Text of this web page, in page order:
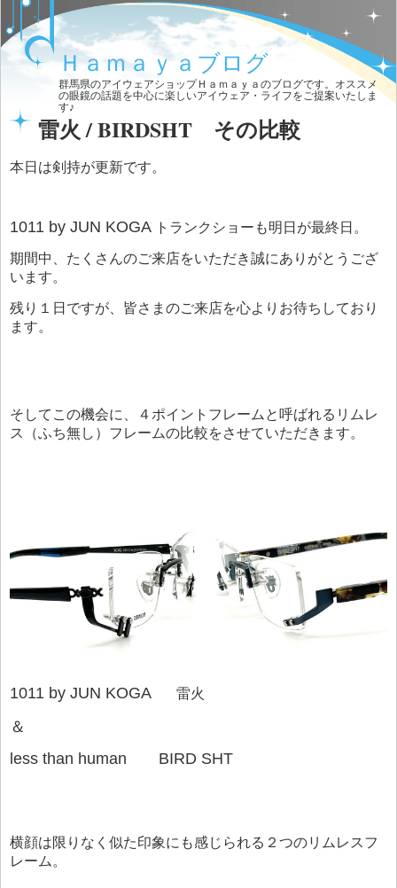
Ｈａｍａｙａブログ
群馬県のアイウェアショップＨａｍａｙａのブログです。オススメ
の眼鏡の話題を中心に楽しいアイウェア・ライフをご提案いたしま
す♪
雷火 / BIRDSHT その比較
本日は剣持が更新です。
1011 by JUN KOGA トランクショーも明日が最終日。
期間中、たくさんのご来店をいただき誠にありがとうござ
います。
残り１日ですが、皆さまのご来店を心よりお待ちしており
ます。
そしてこの機会に、４ポイントフレームと呼ばれるリムレ
ス（ふち無し）フレームの比較をさせていただきます。
1011 by JUN KOGA 雷火
＆
less than human BIRD SHT
横顔は限りなく似た印象にも感じられる２つのリムレスフ
レーム。